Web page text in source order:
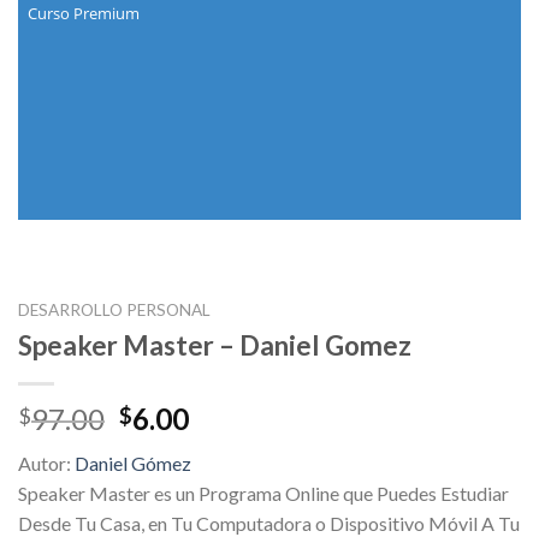
Curso Premium
DESARROLLO PERSONAL
Speaker Master – Daniel Gomez
$97.00 Original
was:
$97.00.
$6.00Current
is:
$6.00.
Autor: Daniel Gómez
Speaker Master es un Programa Online que Puedes Estudiar
Desde Tu Casa, en Tu Computadora o Dispositivo Móvil A Tu